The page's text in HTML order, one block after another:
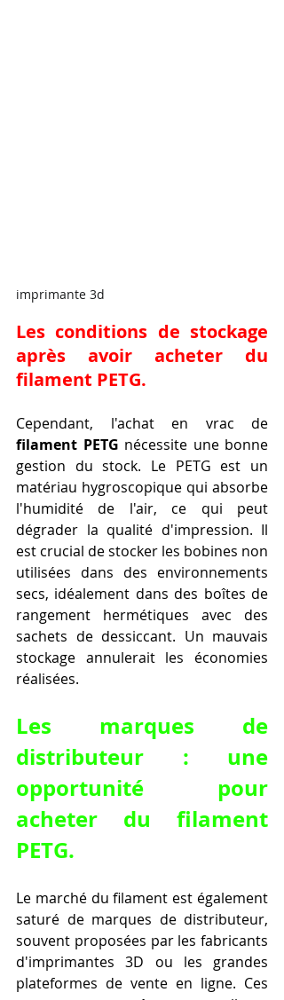
imprimante 3d
Les conditions de stockage
après avoir acheter du
filament PETG.
filament PETG nécessite une bonne
gestion du stock. Le PETG est un
matériau hygroscopique qui absorbe
l'humidité de l'air, ce qui peut
dégrader la qualité d'impression. Il
est crucial de stocker les bobines non
utilisées dans des environnements
secs, idéalement dans des boîtes de
rangement hermétiques avec des
sachets de dessiccant. Un mauvais
stockage annulerait les économies
réalisées.
Les marques de
distributeur : une
opportunité pour
acheter du filament
PETG.
Le marché du filament est également
saturé de marques de distributeur,
souvent proposées par les fabricants
d'imprimantes 3D ou les grandes
plateformes de vente en ligne. Ces